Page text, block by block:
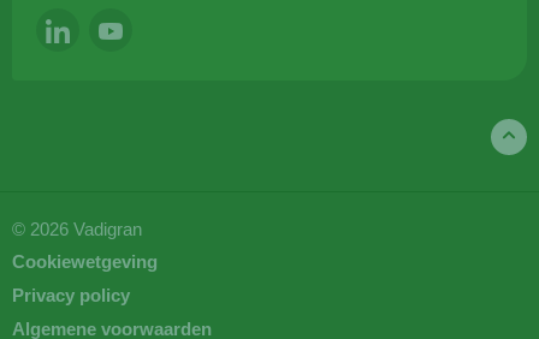
LINKEDINYOUTUBE
© 2026 Vadigran
Cookiewetgeving
Privacy policy
Algemene voorwaarden